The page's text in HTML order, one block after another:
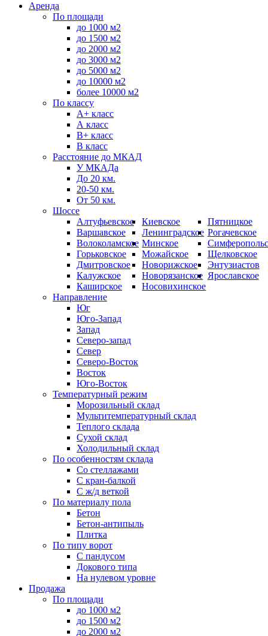
Аренда
По площади
до 1000 м2
до 1500 м2
до 2000 м2
до 3000 м2
до 5000 м2
до 10000 м2
более 10000 м2
По классу
А+ класс
А класс
B+ класс
В класс
Расстояние до МКАД
У МКАДа
До 20 км.
20-50 км.
От 50 км.
Шоссе
Алтуфьевское
Варшавское
Волоколамское
Горьковское
Дмитровское
Калужское
Каширское
Киевское
Ленинградское
Минское
Можайское
Новорижское
Новорязанское
Носовихинское
Пятницкое
Рогачевское
Щелковское
Энтузиастов
Ярославское
Направление
Юг
Юго-Запад
Запад
Северо-запад
Север
Северо-Восток
Восток
Юго-Восток
Температурный режим
Морозильный склад
Мультитемпературный склад
Теплого склада
Сухой склад
Холодильный склад
По особенностям склада
Со стеллажами
С кран-балкой
С ж/д веткой
По материалу пола
Бетон
Бетон-антипыль
Плитка
По типу ворот
С пандусом
Докового типа
На нулевом уровне
Продажа
По площади
до 1000 м2
до 1500 м2
до 2000 м2